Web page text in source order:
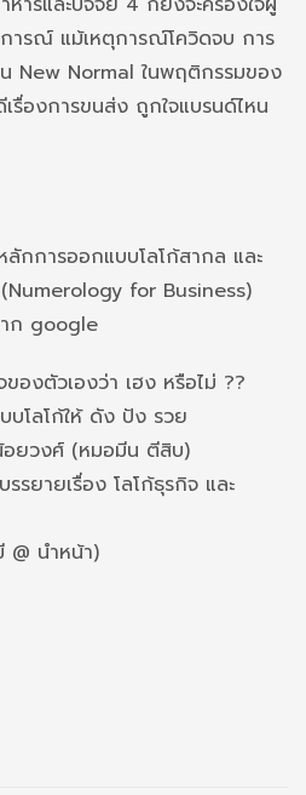
ารณ์ แม้เหตุการณ์โควิดจบ การ
New Normal ในพฤติกรรมของ
รื่องการขนส่ง ถูกใจแบรนด์ไหน
ลักการออกแบบโลโก้สากล และ
for Business)
าก google
ของตัวเองว่า เฮง หรือไม่ ??
โลโก้ให้ ดัง ปัง รวย
อยวงศ์ (หมอมีน ตีสิบ)
รยายเรื่อง โลโก้ธุรกิจ และ
@ นำหน้า)